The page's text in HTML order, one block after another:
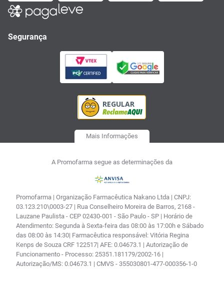
Segurança
Mais Informações
A Promofarma segue as determinações da
Promofarma | Organização Farmacêutica Nakano Ltda | CNPJ:
03.123.210\0003-27 | Rua Conselheiro Moreira de Barros, 2168 -
Lauzane Paulista - CEP 02430-001 - São Paulo - SP | Horário de
Atendimento: Segunda à Sexta-feira das 08:00 às 17:00h e Sábado
das 08:00 às 14:30| Farmacêutica responsável: Vitória Regina
Kenps de Souza CRF 122517| AFE: 0.04673.1 | Autorização de
Funcionamento - Processo: 25351.181179/2002-16 |
Autorização/MS: 0.04673.1 | CMVS - 355030801-477-000356-1-0